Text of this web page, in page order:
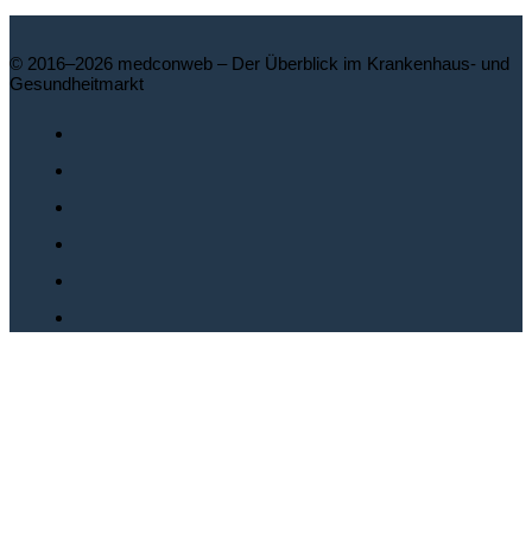
© 2016–2026 medconweb – Der Überblick im Krankenhaus- und
Gesundheitmarkt